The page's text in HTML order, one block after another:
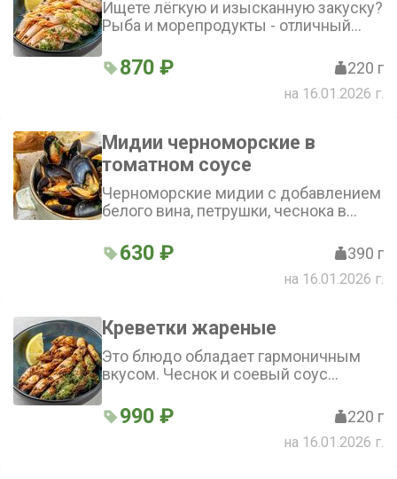
идеальный баланс вкусов
Ищете лёгкую и изысканную закуску?
Рыба и морепродукты - отличный
чеснок, кислинка лимона, пряности и
свежесть укропа - идеальное
сочетание для настоящих гурманов
870 ₽ 220 г
на 16.01.2026 г.
Мидии черноморские в
томатном соусе
Черноморские мидии с добавлением
белого вина, петрушки, чеснока в
Подается с хрустящей чесночной
чиабаттой
630 ₽ 390 г
на 16.01.2026 г.
Креветки жареные
Это блюдо обладает гармоничным
вкусом. Чеснок и соевый соус
укроп - свежесть. Морепродукт
становится мягким и сочным.
Креветки жареные - отличный выбор
990 ₽ 220 г
на 16.01.2026 г.